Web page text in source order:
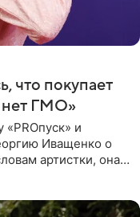
что покупает
нет ГМО»
и
Иващенко о
артистки, она